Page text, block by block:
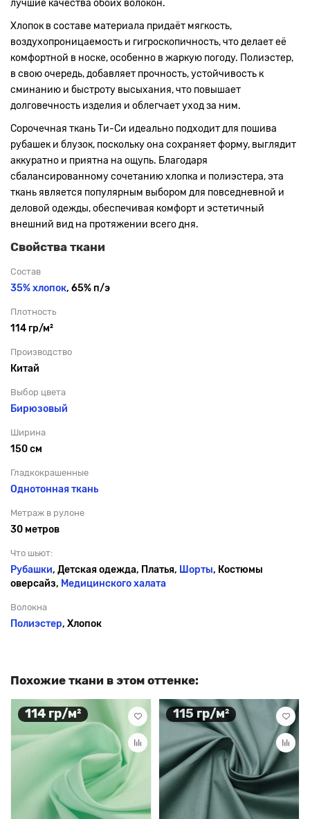
лучшие качества обоих волокон.
Хлопок в составе материала придаёт мягкость,
воздухопроницаемость и гигроскопичность, что делает её
комфортной в носке, особенно в жаркую погоду. Полиэстер,
в свою очередь, добавляет прочность, устойчивость к
сминанию и быстроту высыхания, что повышает
долговечность изделия и облегчает уход за ним.
Сорочечная ткань Ти-Си идеально подходит для пошива
рубашек и блузок, поскольку она сохраняет форму, выглядит
аккуратно и приятна на ощупь. Благодаря
сбалансированному сочетанию хлопка и полиэстера, эта
ткань является популярным выбором для повседневной и
деловой одежды, обеспечивая комфорт и эстетичный
внешний вид на протяжении всего дня.
Свойства ткани
Состав
35% хлопок, 65% п/э
Плотность
114 гр/м²
Производство
Китай
Выбор цвета
Бирюзовый
Ширина
150 см
Гладкокрашенные
Однотонная ткань
Метраж в рулоне
30 метров
Что шьют:
Рубашки, Детская одежда, Платья, Шорты, Костюмы
оверсайз, Медицинского халата
Волокна
Полиэстер, Хлопок
Похожие ткани в этом оттенке:
114 гр/м² 115 гр/м²